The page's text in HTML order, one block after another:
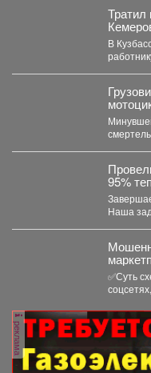
Тратил
В
95%
Наша
✅Суть
реклама